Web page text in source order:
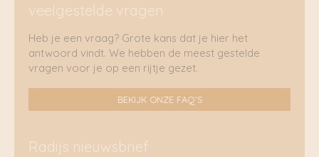
veelgestelde vragen
Heb je een vraag? Grote kans dat je hier het
antwoord vindt. We hebben de meest gestelde
vragen voor je op een rijtje gezet.
BEKIJK ONZE FAQ'S
Radijs nieuwsbrief